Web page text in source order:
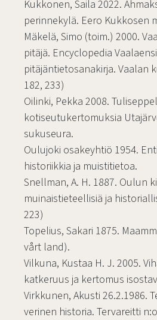
Kukkonen, Saila 2022.
perinnekylä. Eero Kukkosen
Mäkelä, Simo (toim.) 2000.
pitäjä. Encyclopedia
pitäjäntietosanakirja. Vaalan
182, 233)
Oilinki, Pekka 2008.
kotiseutukertomuksia
sukuseura.
Oulujoki osakeyhtiö 1954.
historiikkia ja muistitietoa.
Snellman, A. H. 1887. Oulun
muinaistieteellisiä ja
223)
Topelius, Sakari 1875.
vårt land).
Vilkuna, Kustaa H. J. 2005.
katkeruus ja kertomus
Virkkunen, Akusti 26.2.1986.
verinen historia. Tervareitti